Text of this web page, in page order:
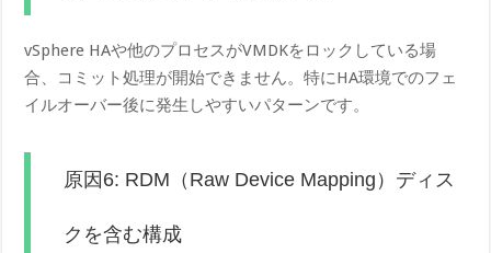
vSphere HAや他のプロセスがVMDKをロックしている場
合、コミット処理が開始できません。特にHA環境でのフェ
イルオーバー後に発生しやすいパターンです。
原因6: RDM（Raw Device Mapping）ディス
クを含む構成